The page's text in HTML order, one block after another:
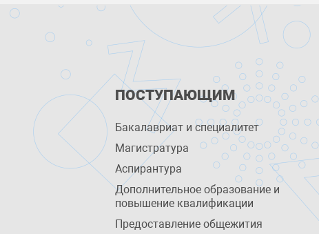
ПОСТУПАЮЩИМ
Бакалавриат и специалитет
Магистратура
Аспирантура
Дополнительное образование и
повышение квалификации
Предоставление общежития